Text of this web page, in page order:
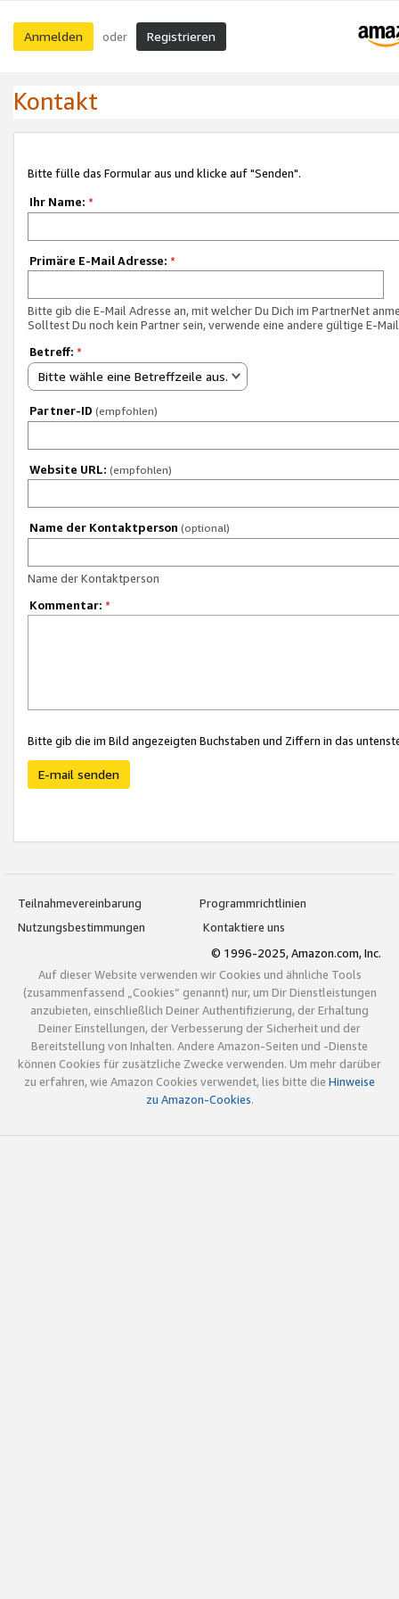
Anmelden oder Registrieren
Kontakt
Bitte fülle das Formular aus und klicke auf "Senden".
Ihr Name: *
Primäre E-Mail Adresse: *
Bitte gib die E-Mail Adresse an, mit welcher Du Dich im PartnerNet
Solltest Du noch kein Partner sein, verwende eine andere gültige E-
Betreff: *
Bitte wähle eine Betreffzeile aus.
Partner-ID (empfohlen)
Website URL: (empfohlen)
Name der Kontaktperson (optional)
Name der Kontaktperson
Kommentar: *
Bitte gib die im Bild angezeigten Buchstaben und Ziffern in das
E-mail senden
Teilnahmevereinbarung
Programmrichtlinien
Nutzungsbestimmungen
Kontaktiere uns
© 1996-2025, Amazon.com, Inc.
Auf dieser Website verwenden wir Cookies und ähnliche Tools
(zusammenfassend „Cookies“ genannt) nur, um Dir Dienstleistungen
anzubieten, einschließlich Deiner Authentifizierung, der Erhaltung
Deiner Einstellungen, der Verbesserung der Sicherheit und der
Bereitstellung von Inhalten. Andere Amazon-Seiten und -Dienste
können Cookies für zusätzliche Zwecke verwenden. Um mehr darüber
zu erfahren, wie Amazon Cookies verwendet, lies bitte die Hinweise
zu Amazon-Cookies.